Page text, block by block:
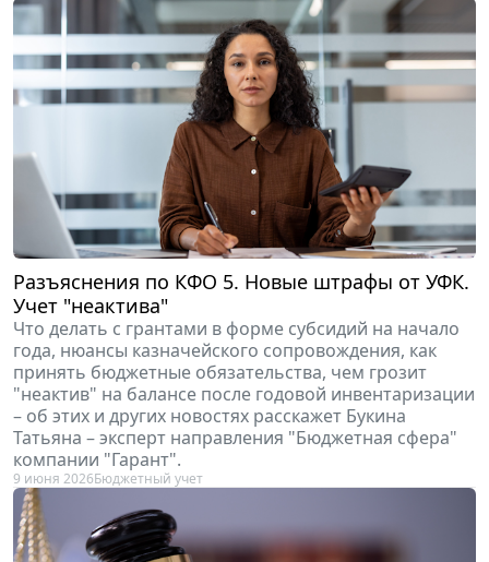
Разъяснения по КФО 5. Новые штрафы от УФК.
Учет "неактива"
Что делать с грантами в форме субсидий на начало
года, нюансы казначейского сопровождения, как
принять бюджетные обязательства, чем грозит
"неактив" на балансе после годовой инвентаризации
– об этих и других новостях расскажет Букина
Татьяна – эксперт направления "Бюджетная сфера"
компании "Гарант".
9 июня 2026Бюджетный учет